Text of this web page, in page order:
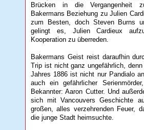
Brücken in die Vergangenheit
Bakermans Beziehung zu Julien
zum Besten, doch Steven Burns
gelingt es, Julien Cardieux
Kooperation zu überreden.
Bakermans Geist reist daraufhin
Trip ist nicht ganz ungefährlich,
Jahres 1886 ist nicht nur Pandialo
auch ein gefährlicher
Bekannter: Aaron Cutter. Und
sich mit Vancouvers Geschichte
großen, alles verzehrenden Feuer,
die junge Stadt heimsuchte.